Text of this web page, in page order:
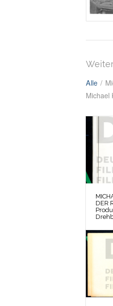
Alle /
Michael
DER